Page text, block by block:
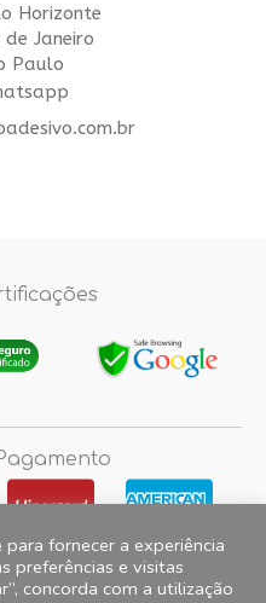
Horizonte
Janeiro
Paulo
2012© 2026 Magazine do
fornecer a experiência
preferências e visitas
concorda com a utilização